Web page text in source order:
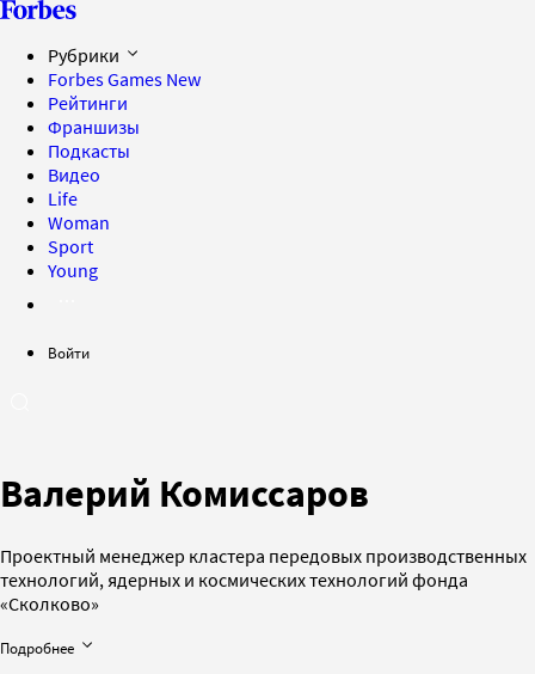
Рубрики
Forbes Games New
Рейтинги
Франшизы
Подкасты
Видео
Life
Woman
Sport
Young
Войти
Валерий Комиссаров
Проектный менеджер кластера передовых производственных
технологий, ядерных и космических технологий фонда
«Сколково»
Подробнее